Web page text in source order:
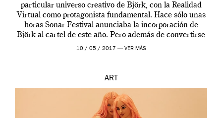
particular universo creativo de Björk, con la Realidad
Virtual como protagonista fundamental. Hace sólo unas
horas Sonar Festival anunciaba la incorporación de
Björk al cartel de este año. Pero además de convertirse
en una de las actuaciones más relevantes […]
10 / 05 / 2017 — VER MÁS
ART